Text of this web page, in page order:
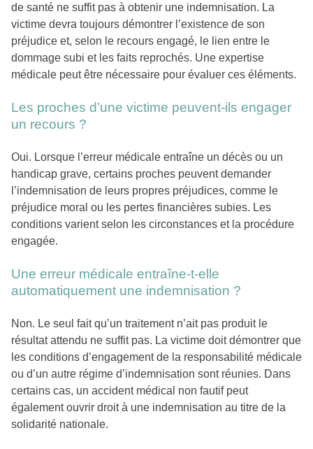
de santé ne suffit pas à obtenir une indemnisation. La
victime devra toujours démontrer l’existence de son
préjudice et, selon le recours engagé, le lien entre le
dommage subi et les faits reprochés. Une expertise
médicale peut être nécessaire pour évaluer ces éléments.
Les proches d’une victime peuvent-ils engager
un recours ?
Oui. Lorsque l’erreur médicale entraîne un décès ou un
handicap grave, certains proches peuvent demander
l’indemnisation de leurs propres préjudices, comme le
préjudice moral ou les pertes financières subies. Les
conditions varient selon les circonstances et la procédure
engagée.
Une erreur médicale entraîne-t-elle
automatiquement une indemnisation ?
Non. Le seul fait qu’un traitement n’ait pas produit le
résultat attendu ne suffit pas. La victime doit démontrer que
les conditions d’engagement de la responsabilité médicale
ou d’un autre régime d’indemnisation sont réunies. Dans
certains cas, un accident médical non fautif peut
également ouvrir droit à une indemnisation au titre de la
solidarité nationale.